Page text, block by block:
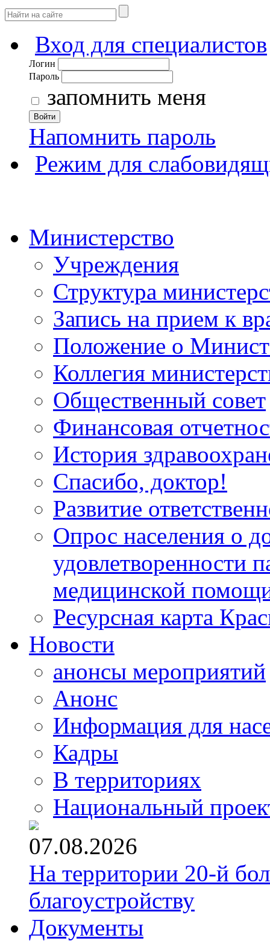
Вход для специалистов
Логин
Пароль
запомнить меня
Войти
Напомнить пароль
Режим для
Министерство
Учреждения
Структура
Запись на прием к
Положение о
Коллегия
Общественный совет
Финансовая
История
Спасибо, доктор!
Развитие
Опрос населения о
удовлетворенности
медицинской
Ресурсная карта
Новости
анонсы мероприятий
Анонс
Информация для
Кадры
В территориях
Национальный
07.08.2026
На территории 20-й
благоустройству
Документы